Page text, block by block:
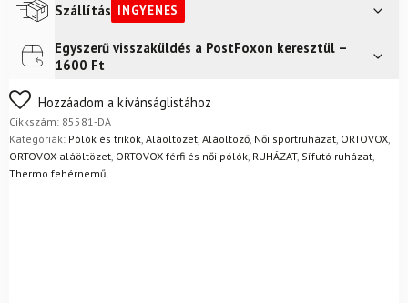
ujjú
kompressziós
Merino
póló
W
Dark
Arctic
mennyiség
Szállítás INGYENES
Futár a címreIngyenes
FoxPost
Egyszerű visszaküldés a PostFoxon keresztül –
1600 Ft
Nem biztos a választásában? Semmi gond – a terméket
egyszerűen visszaküldheti 14 napon belül, indoklás nélkül.
Mik a visszaküldés feltételei?
Hozzáadom a kívánságlistához
Cikkszám: 85581-DA
Kategóriák: Pólók és trikók Aláöltözet Aláöltöző Női sportruházat ORTOVOX
ORTOVOX aláöltözet ORTOVOX férfi és női pólók RUHÁZAT, Sífutó ruházat
Thermo fehérnemű